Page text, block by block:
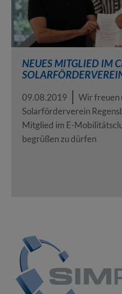
NEUES MITGLIED IM
09.08.2019
Wir freuen
Solarförderverein
Mitglied im E-
begrüßen zu dürfen